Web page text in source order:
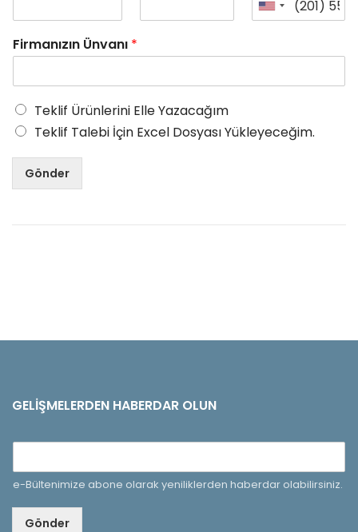
Firmanızın Ünvanı *
Teklif Ürünlerini Elle Yazacağım
Teklif Talebi İçin Excel Dosyası Yükleyeceğim.
Gönder
GELIŞMELERDEN HABERDAR OLUN
e-Bültenimize abone olarak yeniliklerden haberdar olabilirsiniz.
Gönder